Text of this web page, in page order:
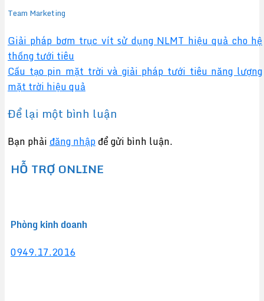
Team Marketing
Giải pháp bơm trục vít sử dụng NLMT hiệu quả cho hệ
thống tưới tiêu
Cấu tạo pin mặt trời và giải pháp tưới tiêu năng lượng
mặt trời hiệu quả
Để lại một bình luận
Bạn phải đăng nhậpđể gửi bình luận.
HỖ TRỢ ONLINE
Phòng kinh doanh
0949.17.2016